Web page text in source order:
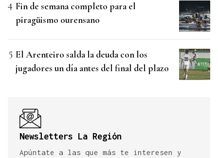
Fin de semana completo para el
piragüismo ourensano
El Arenteiro salda la deuda con los
jugadores un día antes del final del plazo
Newsletters La Región
Apúntate a las que más te interesen y